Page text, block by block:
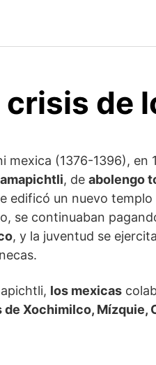
de
mexica (1376-1396), en
, de abolengo
edificó un nuevo
se continuaban
, y la juventud se
los mexicas
Xochimilco, Mízquie,